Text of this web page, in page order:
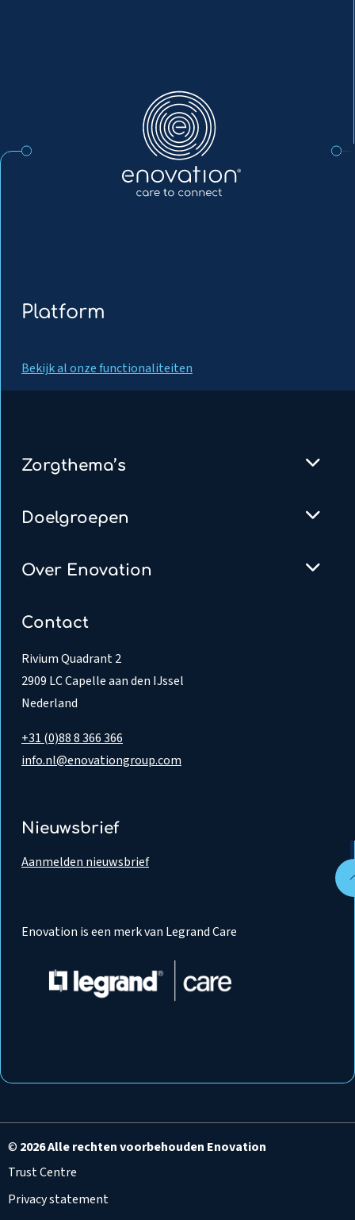
Platform
Bekijk al onze functionaliteiten
Zorgthema’s
Doelgroepen
Over Enovation
Contact
Rivium Quadrant 2
2909 LC Capelle aan den IJssel
Nederland
+31 (0)88 8 366 366
info.nl@enovationgroup.com
Nieuwsbrief
Aanmelden nieuwsbrief
Enovation is een merk van Legrand Care
© 2026 Alle rechten voorbehouden Enovation
Trust Centre
Privacy statement